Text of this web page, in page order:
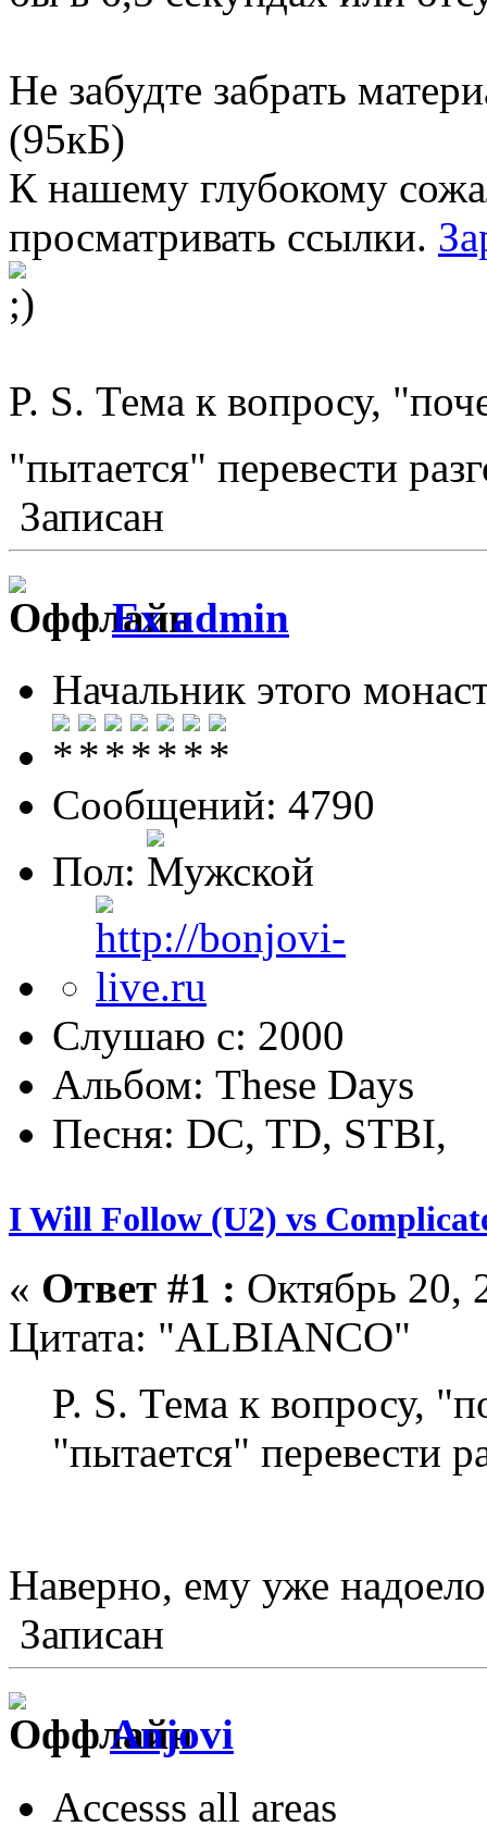
Не забудте забрать
(95кБ)
К нашему глубокому
просматривать ссылки.
P. S. Тема к вопросу,
"пытается" перевести
Записан
Ex admin
Начальник этого
Сообщений: 4790
Пол:
Слушаю с: 2000
Альбом: These Days
Песня: DC, TD, STBI,
I Will Follow (U2) vs
« Ответ #1 : Октябрь 20,
Цитата: "ALBIANCO"
P. S. Тема к вопросу,
"пытается" перевести
Наверно, ему уже
Записан
Anjovi
Accesss all areas